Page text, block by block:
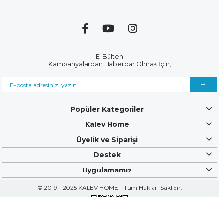
E-Bülten
Kampanyalardan Haberdar Olmak İçin;
Popüler Kategoriler
Kalev Home
Üyelik ve Siparişi
Destek
Uygulamamız
© 2019 - 2025 KALEV HOME - Tüm Hakları Saklıdır.